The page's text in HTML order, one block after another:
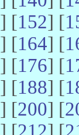
] [152] [
] [164] [
] [176] [
] [188] [
] [200] [